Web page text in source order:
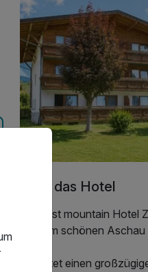
Über das Hotel
Das first mountain Hotel
Lage im schönen Aschau
Es bietet einen